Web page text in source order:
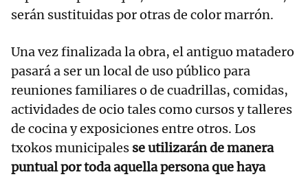
serán sustituidas por otras de color marrón.
Una vez finalizada la obra, el antiguo matadero
pasará a ser un local de uso público para
reuniones familiares o de cuadrillas, comidas,
actividades de ocio tales como cursos y talleres
de cocina y exposiciones entre otros. Los
txokos municipales se utilizarán de manera
puntual por toda aquella persona que haya